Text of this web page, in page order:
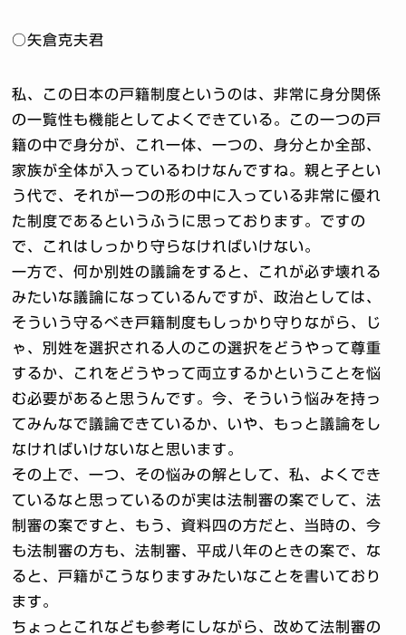
○矢倉克夫君
私、この日本の戸籍制度というのは、非常に身分関係
の一覧性も機能としてよくできている。この一つの戸
籍の中で身分が、これ一体、一つの、身分とか全部、
家族が全体が入っているわけなんですね。親と子とい
う代で、それが一つの形の中に入っている非常に優れ
た制度であるというふうに思っております。ですの
で、これはしっかり守らなければいけない。
一方で、何か別姓の議論をすると、これが必ず壊れる
みたいな議論になっているんですが、政治としては、
そういう守るべき戸籍制度もしっかり守りながら、じ
ゃ、別姓を選択される人のこの選択をどうやって尊重
するか、これをどうやって両立するかということを悩
む必要があると思うんです。今、そういう悩みを持っ
てみんなで議論できているか、いや、もっと議論をし
なければいけないなと思います。
その上で、一つ、その悩みの解として、私、よくでき
ているなと思っているのが実は法制審の案でして、法
制審の案ですと、もう、資料四の方だと、当時の、今
も法制審の方も、法制審、平成八年のときの案で、な
ると、戸籍がこうなりますみたいなことを書いており
ます。
ちょっとこれなども参考にしながら、改めて法制審の